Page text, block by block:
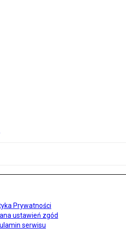
Prywatności
ustawień zgód
serwisu